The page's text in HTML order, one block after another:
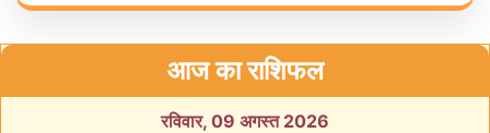
आज का राशिफल
रविवार, 09 अगस्त 2026